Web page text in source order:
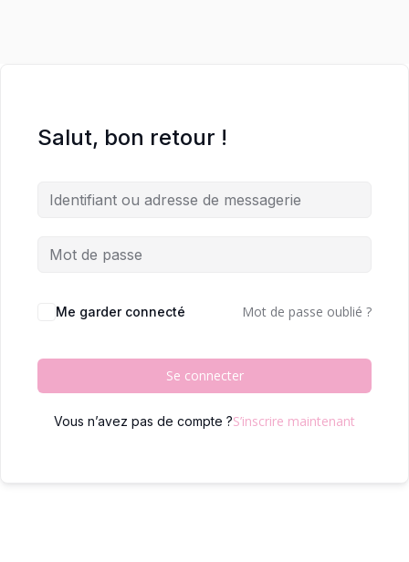
Salut, bon retour !
Me garder connecté Mot de passe oublié ?
Se connecter
Vous n’avez pas de compte ?S’inscrire maintenant